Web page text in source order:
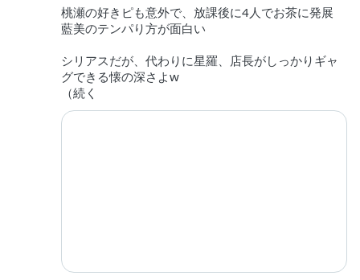
桃瀬の好きピも意外で、放課後に4人でお茶に発展
藍美のテンパり方が面白い
シリアスだが、代わりに星羅、店長がしっかりギャ
グできる懐の深さよw
（続く